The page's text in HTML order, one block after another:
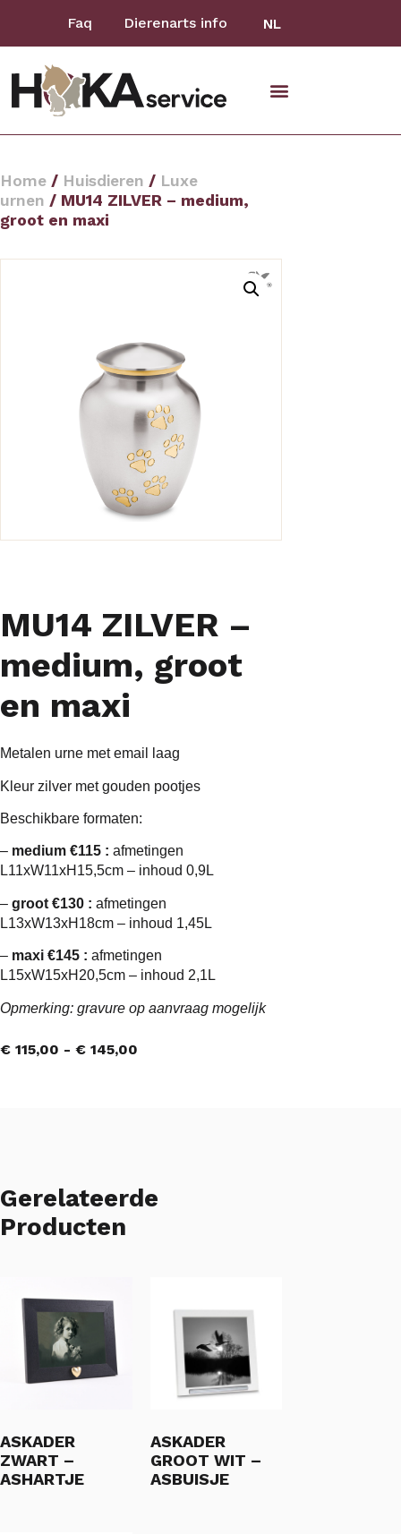
Faq Dierenarts info NL
Home / Huisdieren / Luxe
urnen / MU14 ZILVER – medium,
groot en maxi
MU14 ZILVER –
medium, groot
en maxi
Metalen urne met email laag
Kleur zilver met gouden pootjes
Beschikbare formaten:
– medium €115 : afmetingen
L11xW11xH15,5cm – inhoud 0,9L
– groot €130 : afmetingen
L13xW13xH18cm – inhoud 1,45L
– maxi €145 : afmetingen
L15xW15xH20,5cm – inhoud 2,1L
Opmerking: gravure op aanvraag mogelijk
€ 115,00 - € 145,00
Gerelateerde
Producten
ASKADER
ZWART –
ASHARTJE
ASKADER
GROOT WIT –
ASBUISJE